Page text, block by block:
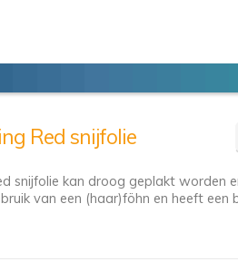
Red snijfolie
snijfolie kan droog geplakt worden
van een (haar)föhn en heeft